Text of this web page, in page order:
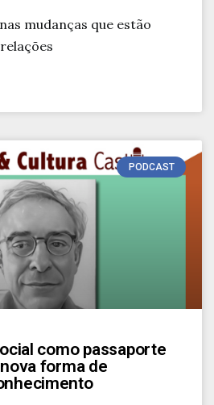
mudanças que estão
PODCAST
como passaporte
forma de